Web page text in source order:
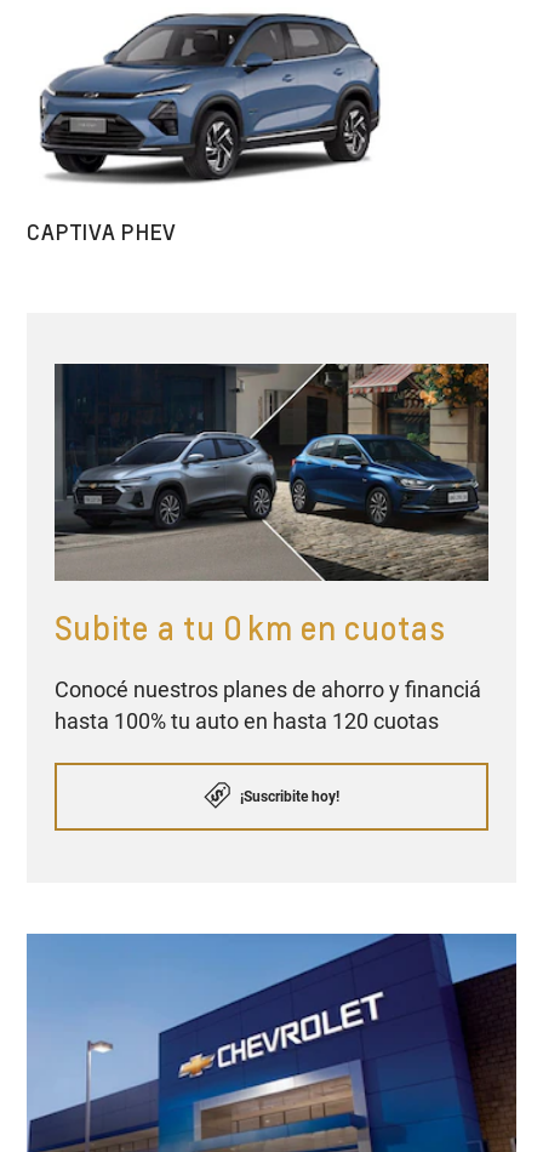
CAPTIVA PHEV
Subite a tu 0 km en cuotas
Conocé nuestros planes de ahorro y financiá
hasta 100% tu auto en hasta 120 cuotas
¡Suscribite hoy!